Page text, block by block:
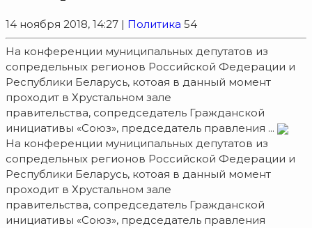
14 ноября 2018, 14:27 | Политика 54
На конференции муниципальных депутатов из
сопредельных регионов Российской Федерации и
Республики Беларусь, котоая в данный момент
проходит в Хрустальном зале
правительства, сопредседатель Гражданской
инициативы «Союз», председатель правления ...
На конференции муниципальных депутатов из
сопредельных регионов Российской Федерации и
Республики Беларусь, котоая в данный момент
проходит в Хрустальном зале
правительства, сопредседатель Гражданской
инициативы «Союз», председатель правления